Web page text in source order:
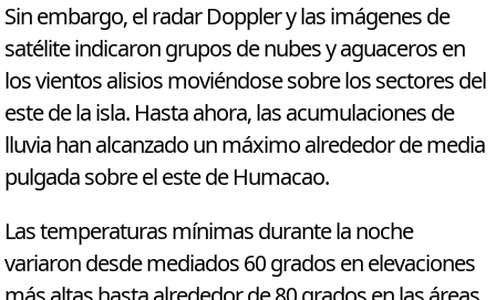
Sin embargo, el radar Doppler y las imágenes de
satélite indicaron grupos de nubes y aguaceros en
los vientos alisios moviéndose sobre los sectores del
este de la isla. Hasta ahora, las acumulaciones de
lluvia han alcanzado un máximo alrededor de media
pulgada sobre el este de Humacao.
Las temperaturas mínimas durante la noche
variaron desde mediados 60 grados en elevaciones